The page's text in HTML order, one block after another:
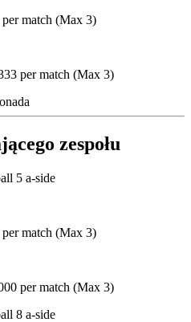
match (Max 3)
per match (Max 3)
zespołu
5 a-side
match (Max 3)
per match (Max 3)
8 a-side